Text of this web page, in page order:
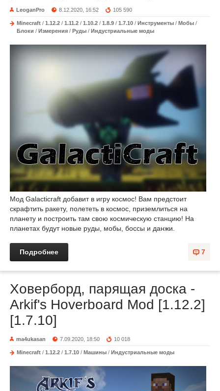
LeoganPro 8.12.2020, 16:52 105 590
Minecraft / 1.12.2 / 1.11.2 / 1.10.2 / 1.8.9 / 1.7.10 / Инструменты / Мобы /
Блоки / Измерения / Руды / Индустриальные моды
Мод Galacticraft добавит в игру космос! Вам предстоит
скрафтить ракету, полететь в космос, приземлиться на
планету и построить там свою космическую станцию! На
планетах будут новые руды, мобы, боссы и данжи.
7
Подробнее
Ховерборд, парящая доска -
Arkif's Hoverboard Mod [1.12.2]
[1.7.10]
ma4ukasan 7.09.2020, 18:50 10 018
Minecraft / 1.12.2 / 1.7.10 / Машины / Индустриальные моды